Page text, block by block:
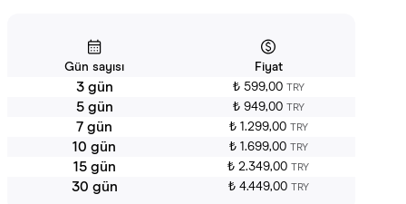
Gün sayısı Fiyat
3 gün ₺ 599,00 TRY
5 gün ₺ 949,00 TRY
7 gün ₺ 1.299,00 TRY
10 gün ₺ 1.699,00 TRY
15 gün ₺ 2.349,00 TRY
30 gün ₺ 4.449,00 TRY